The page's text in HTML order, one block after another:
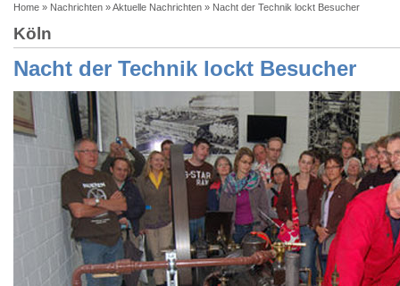
Home » Nachrichten » Aktuelle Nachrichten » Nacht der Technik lockt Besucher
Köln
Nacht der Technik lockt Besucher